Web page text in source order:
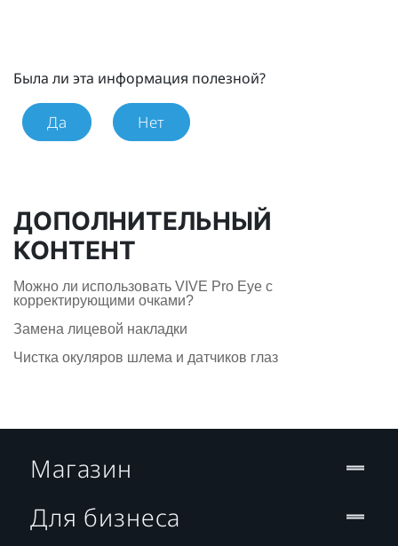
Была ли эта информация полезной?
Да Нет
ДОПОЛНИТЕЛЬНЫЙ
КОНТЕНТ
Можно ли использовать VIVE Pro Eye c
корректирующими очками?
Замена лицевой накладки
Чистка окуляров шлема и датчиков глаз
Магазин
Для бизнеса